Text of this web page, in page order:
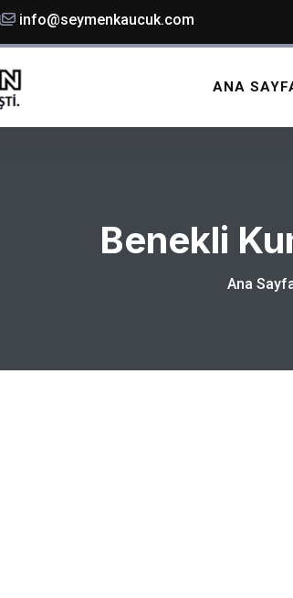
info@seymenkaucuk.com
ANA
Benekli
Ana